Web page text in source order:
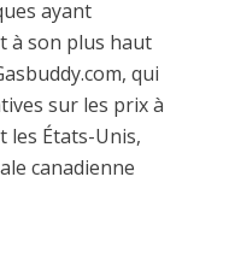
ayant
à son plus haut
qui
sur les prix à
les États-Unis,
canadienne